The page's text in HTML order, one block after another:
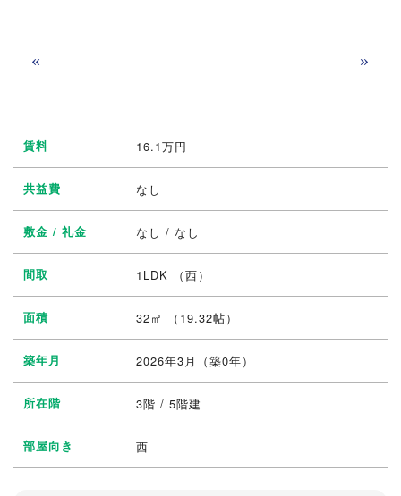
« »
賃料 16.1万円
共益費 なし
敷金 / 礼金 なし / なし
間取 1LDK （西）
面積 32㎡ （19.32帖）
築年月 2026年3月（築0年）
所在階 3階 / 5階建
部屋向き 西